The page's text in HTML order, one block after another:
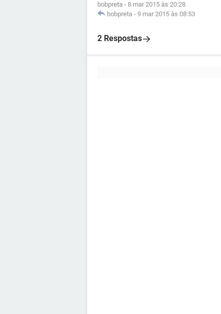
bobpreta - 8 mar 2015 às 20:28
bobpreta - 9 mar 2015 às 08:53
2 Respostas